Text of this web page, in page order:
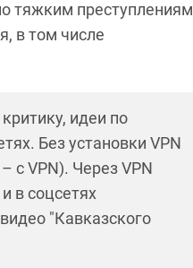
тяжким преступлениям
в том числе
идеи по
Без установки VPN
с VPN). Через VPN
в соцсетях
"Кавказского